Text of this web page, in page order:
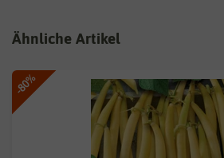
Ähnliche Artikel
-80%